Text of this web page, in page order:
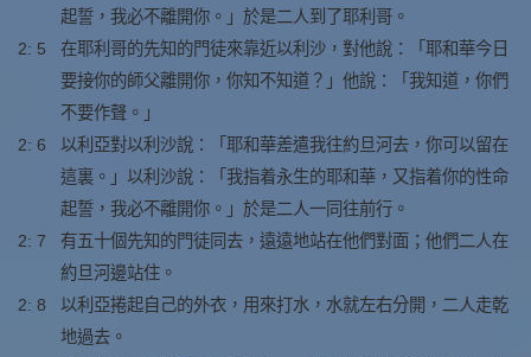
起誓，我必不離開你。」於是二人到了耶利哥。
2: 5
在耶利哥的先知的門徒來靠近以利沙，對他說：「耶和華今日
要接你的師父離開你，你知不知道？」他說：「我知道，你們
不要作聲。」
2: 6
以利亞對以利沙說：「耶和華差遣我往約旦河去，你可以留在
這裏。」以利沙說：「我指着永生的耶和華，又指着你的性命
起誓，我必不離開你。」於是二人一同往前行。
2: 7
有五十個先知的門徒同去，遠遠地站在他們對面；他們二人在
約旦河邊站住。
2: 8
以利亞捲起自己的外衣，用來打水，水就左右分開，二人走乾
地過去。